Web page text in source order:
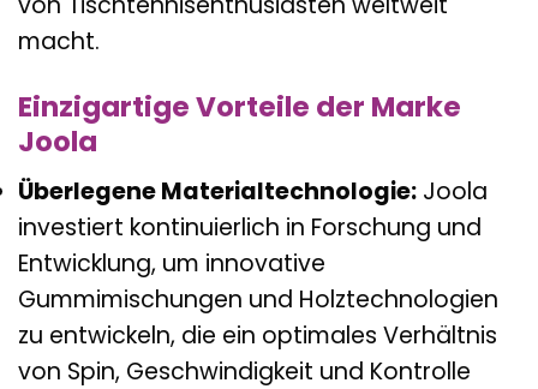
macht.
Einzigartige Vorteile der Marke
Joola
Überlegene Materialtechnologie: Joola
investiert kontinuierlich in Forschung und
Entwicklung, um innovative
Gummimischungen und Holztechnologien
zu entwickeln, die ein optimales Verhältnis
von Spin, Geschwindigkeit und Kontrolle